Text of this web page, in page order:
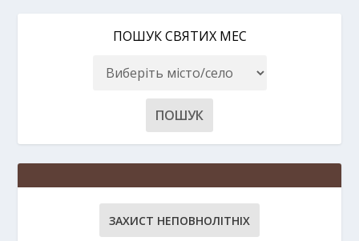
ПОШУК СВЯТИХ МЕС
ЗАХИСТ НЕПОВНОЛІТНІХ